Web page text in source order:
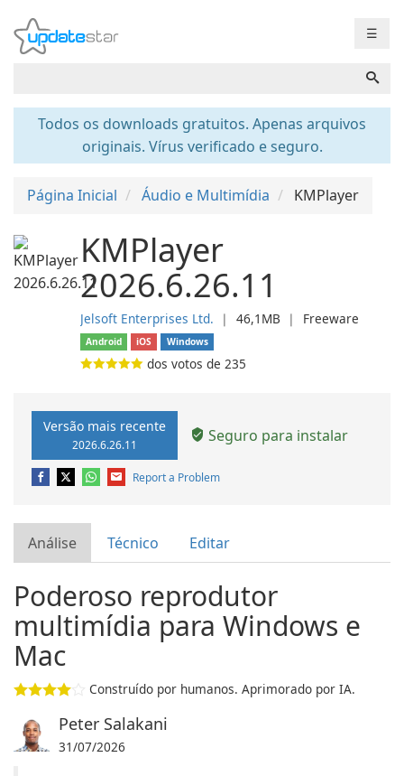
☰
Todos os downloads gratuitos. Apenas arquivos
originais. Vírus verificado e seguro.
Página Inicial Áudio e Multimídia KMPlayer
KMPlayer
2026.6.26.11
Jelsoft Enterprises Ltd. ❘ 46,1MB ❘ Freeware
Android iOS Windows
dos votos de 235
Versão mais recente
2026.6.26.11 Seguro para instalar
Report a Problem
Análise Técnico Editar
Poderoso reprodutor
multimídia para Windows e
Mac
Construído por humanos. Aprimorado por IA.
Peter Salakani
31/07/2026